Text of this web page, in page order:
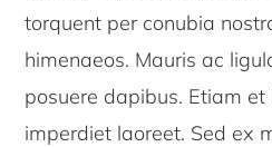
torquent per conubia
himenaeos. Mauris ac
posuere dapibus. Etiam
imperdiet laoreet. Sed ex